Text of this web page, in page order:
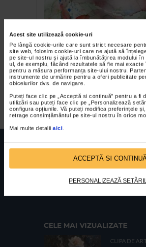
Acest site utilizează cookie-uri
Pe lângă cookie-urile care sunt strict necesare
site web, folosim cookie-uri care ne ajută să
pe site-ul nostru și ajută la îmbunătățirea modului
ul, de exemplu, făcând rezultatele să fie mai exacte
pentru a măsura performanța site-ului nostru.
instrumente de urmărire pentru a oferi publicitate
obiceiurilor dvs. de navigare.
Puteți face clic pe „Acceptă si continuă” pentru a fi
utilizări sau puteți face clic pe „Personalizează
configura opțiunile. Vă puteți modifica preferințele
retrage consimțământul pe site-ul nostru în orice
Mai multe detalii aici
ACCEPTĂ SI
PERSONALIZEAZĂ
Angela Hanc –
ești?
FUNDATIA FILDAS ARTNr inreg registrul special: 4
CELE MAI VIZUALIZATE
CLIPA DE